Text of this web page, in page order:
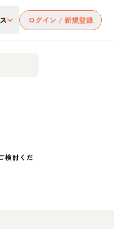
ログイン / 新規登録
検討くだ